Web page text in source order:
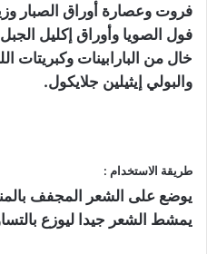
فروت وعصارة أوراق الصبار
فول الصويا وأوراق إكليل
خال من البارابينات وكبريتات
والبولي إيثيلين جلايكول.
طريقة الاستخدام :
يوضع على الشعر المجفف
يمشط الشعر جيدا ليوزع